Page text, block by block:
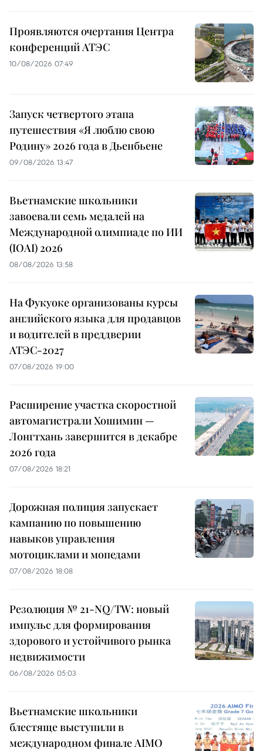
Проявляются очертания Центра
конференций АТЭС
10/08/2026 07:49
Запуск четвертого этапа
путешествия «Я люблю свою
Родину» 2026 года в Дьенбьене
09/08/2026 13:47
Вьетнамские школьники
завоевали семь медалей на
Международной олимпиаде по ИИ
(IOAI) 2026
08/08/2026 13:58
На Фукуоке организованы курсы
английского языка для продавцов
и водителей в преддверии
АТЭС-2027
07/08/2026 19:00
Расширение участка скоростной
автомагистрали Хошимин —
Лонгтхань завершится в декабре
2026 года
07/08/2026 18:21
Дорожная полиция запускает
кампанию по повышению
навыков управления
мотоциклами и мопедами
07/08/2026 18:08
Резолюция № 21-NQ/TW: новый
импульс для формирования
здорового и устойчивого рынка
недвижимости
06/08/2026 05:03
Вьетнамские школьники
блестяще выступили в
международном финале AIMO